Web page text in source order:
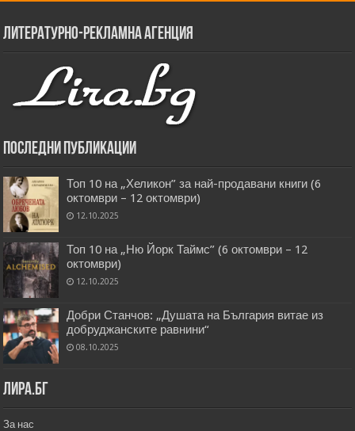
Литературно-рекламна агенция
Последни публикации
Топ 10 на „Хеликон” за най-продавани книги (6
октомври – 12 октомври)
12.10.2025
Топ 10 на „Ню Йорк Таймс” (6 октомври – 12
октомври)
12.10.2025
Добри Станчов: „Душата на България витае из
добруджанските равнини“
08.10.2025
Лира.бг
За нас